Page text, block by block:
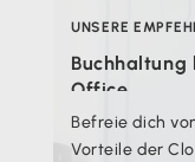
UNSERE
Buchhaltung
Office
Befreie dich
Vorteile der